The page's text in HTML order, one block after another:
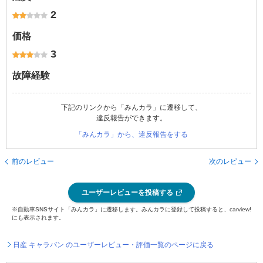
2
価格
3
故障経験
下記のリンクから「みんカラ」に遷移して、
違反報告ができます。
「みんカラ」から、違反報告をする
前のレビュー 次のレビュー
ユーザーレビューを投稿する
※自動車SNSサイト「みんカラ」に遷移します。みんカラに登録して投稿すると、carview!
にも表示されます。
日産 キャラバン のユーザーレビュー・評価一覧のページに戻る